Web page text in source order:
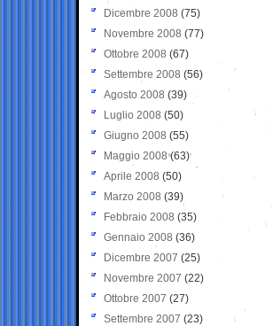
Dicembre 2008 (75)
Novembre 2008 (77)
Ottobre 2008 (67)
Settembre 2008 (56)
Agosto 2008 (39)
Luglio 2008 (50)
Giugno 2008 (55)
Maggio 2008(63)
Aprile 2008 (50)
Marzo 2008 (39)
Febbraio 2008 (35)
Gennaio 2008 (36)
Dicembre 2007 (25)
Novembre 2007 (22)
Ottobre 2007 (27)
Settembre 2007 (23)